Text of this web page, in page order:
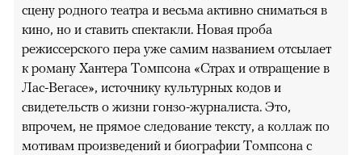
сцену родного театра и весьма активно сниматься в
кино, но и ставить спектакли. Новая проба
режиссерского пера уже самим названием отсылает
к роману Хантера Томпсона «Страх и отвращение в
Лас-Вегасе», источнику культурных кодов и
свидетельств о жизни гонзо-журналиста. Это,
впрочем, не прямое следование тексту, а коллаж по
мотивам произведений и биографии Томпсона с